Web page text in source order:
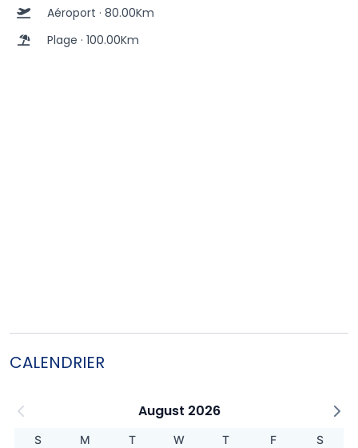
Aéroport · 80.00Km
Plage · 100.00Km
CALENDRIER
August 2026
S M T W T F S